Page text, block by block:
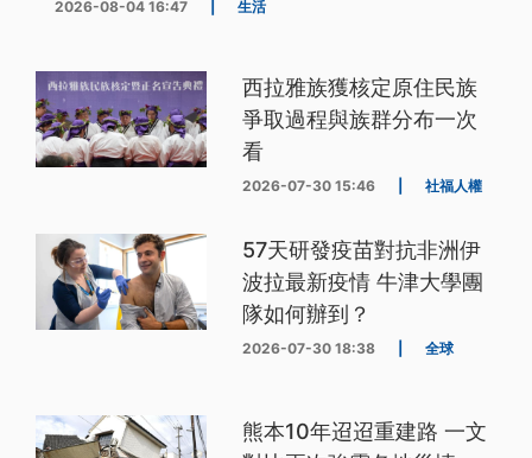
2026-08-04 16:47 生活
西拉雅族獲核定原住民族
爭取過程與族群分布一次
看
2026-07-30 15:46 社福人權
57天研發疫苗對抗非洲伊
波拉最新疫情 牛津大學團
隊如何辦到？
2026-07-30 18:38 全球
熊本10年迢迢重建路 一文